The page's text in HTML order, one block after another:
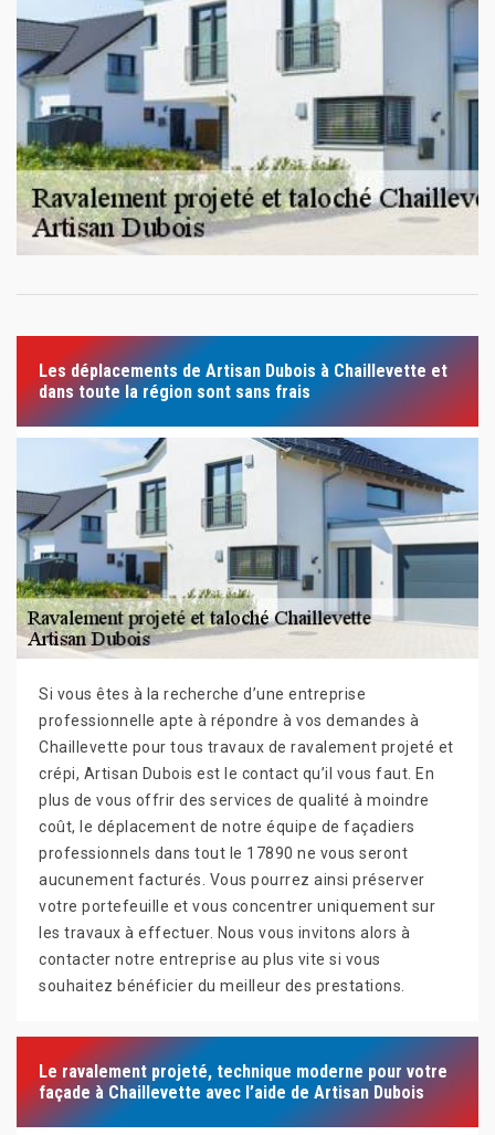
Les déplacements de Artisan Dubois à Chaillevette et
dans toute la région sont sans frais
Si vous êtes à la recherche d’une entreprise
professionnelle apte à répondre à vos demandes à
Chaillevette pour tous travaux de ravalement projeté et
crépi, Artisan Dubois est le contact qu’il vous faut. En
plus de vous offrir des services de qualité à moindre
coût, le déplacement de notre équipe de façadiers
professionnels dans tout le 17890 ne vous seront
aucunement facturés. Vous pourrez ainsi préserver
votre portefeuille et vous concentrer uniquement sur
les travaux à effectuer. Nous vous invitons alors à
contacter notre entreprise au plus vite si vous
souhaitez bénéficier du meilleur des prestations.
Le ravalement projeté, technique moderne pour votre
façade à Chaillevette avec l’aide de Artisan Dubois